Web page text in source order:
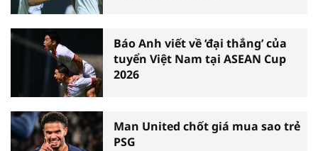
Báo Anh viết về ‘đại thắng’ của
tuyển Việt Nam tại ASEAN Cup
2026
Man United chốt giá mua sao trẻ
PSG